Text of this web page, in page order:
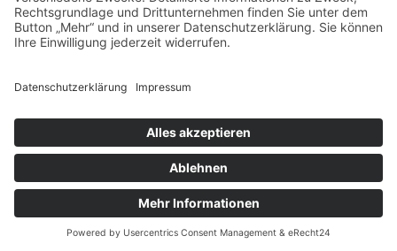
🎬 Vorstellung ansehen